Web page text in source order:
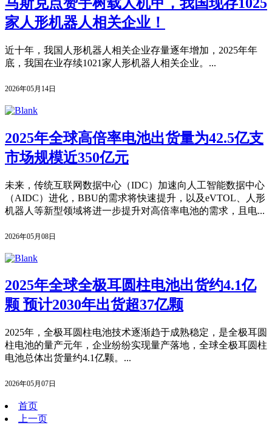
家人形机器人相关企业！
近十年，我国人形机器人相关企业存量逐年增加，2025年年
底，我国在业存续1021家人形机器人相关企业。...
2026年05月14日
2025年全球高倍率电池出货量为42.5亿支
市场规模近350亿元
未来，传统互联网数据中心（IDC）加速向人工智能数据中心
（AIDC）进化，BBU的需求将快速提升，以及eVTOL、人形
机器人等新型领域将进一步提升对高倍率电池的需求，且电...
2026年05月08日
2025年全球全极耳圆柱电池出货约4.1亿
颗 预计2030年出货超37亿颗
2025年，全极耳圆柱电池技术逐渐趋于成熟稳定，是全极耳圆
柱电池的量产元年，企业纷纷实现量产落地，全球全极耳圆柱
电池总体出货量约4.1亿颗。...
2026年05月07日
首页
上一页